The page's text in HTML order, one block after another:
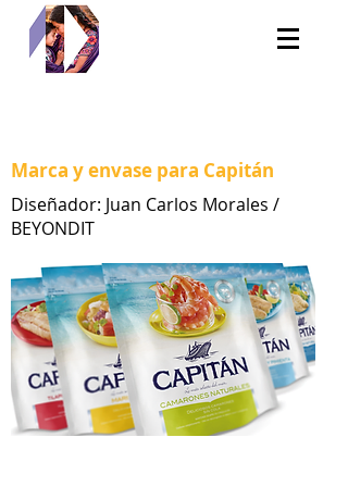
Marca y envase para Capitán
Diseñador: Juan Carlos Morales /
BEYONDIT